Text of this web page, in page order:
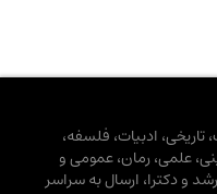
تاریخی، ادبیات، فلسفه،
علمی، رمان، عمومی و
و دکترا، ارسال به سراسر